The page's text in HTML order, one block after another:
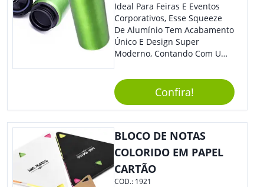
Ideal Para Feiras E Eventos
Corporativos, Esse Squeeze
De Alumínio Tem Acabamento
Único E Design Super
Moderno, Contando Com Uma
Permite Vazamentos. Sem
Dúvidas É Um Brinde Prático
Que Levará Sua Marca Com
Muito Estilo, Agradando À
Todos.
Confira!
BLOCO DE NOTAS
COLORIDO EM PAPEL
CARTÃO
COD.: 1921